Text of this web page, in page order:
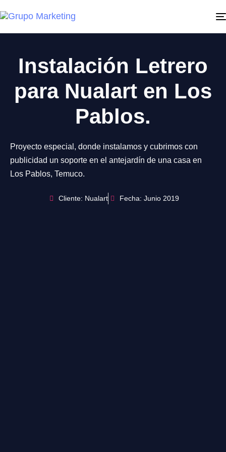
Instalación Letrero
para Nualart en Los
Pablos.
Proyecto especial, donde instalamos y cubrimos con
publicidad un soporte en el antejardín de una casa en
Los Pablos, Temuco.
Cliente: Nualart Fecha: Junio 2019